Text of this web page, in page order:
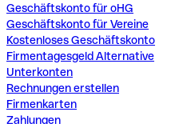
Geschäftskonto für oHG
Geschäftskonto für Vereine
Kostenloses Geschäftskonto
Firmentagesgeld Alternative
Unterkonten
Rechnungen erstellen
Firmenkarten
Zahlungen